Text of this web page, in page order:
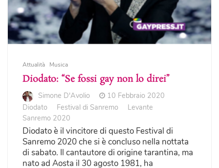
Attualità Musica
Diodato: “Se fossi gay non lo direi”
Simone D'Avolio
10 Febbraio 2020
Diodato
Festival di Sanremo
Levante
Sanremo 2020
Diodato è il vincitore di questo Festival di
Sanremo 2020 che si è concluso nella nottata
di sabato. Il cantautore di origine tarantina, ma
nato ad Aosta il 30 agosto 1981, ha